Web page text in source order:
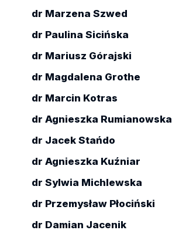
dr Marzena Szwed
dr Paulina Sicińska
dr Mariusz Górajski
dr Magdalena Grothe
dr Marcin Kotras
dr Agnieszka Rumianowska
dr Jacek Stańdo
dr Agnieszka Kuźniar
dr Sylwia Michlewska
dr Przemysław Płociński
dr Damian Jacenik